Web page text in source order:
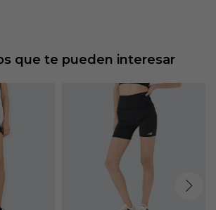
que te pueden interesar